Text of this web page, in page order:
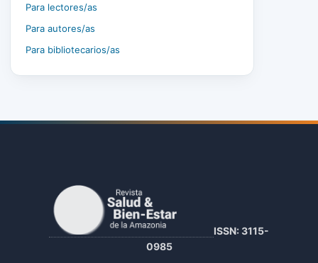
Para lectores/as
Para autores/as
Para bibliotecarios/as
ISSN: 3115-
0985